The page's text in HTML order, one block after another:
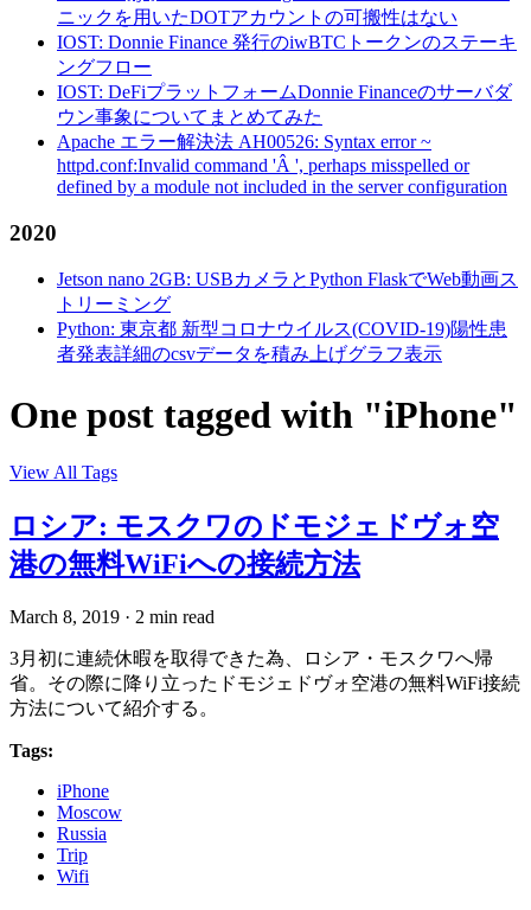
ニックを用いたDOTアカウントの可搬性はない
IOST: Donnie Finance 発行のiwBTCトークンのステーキ
ングフロー
IOST: DeFiプラットフォームDonnie Financeのサーバダ
ウン事象についてまとめてみた
Apache エラー解決法 AH00526: Syntax error ~
httpd.conf:Invalid command 'Â ', perhaps misspelled or
defined by a module not included in the server configuration
2020
Jetson nano 2GB: USBカメラとPython FlaskでWeb動画ス
トリーミング
Python: 東京都 新型コロナウイルス(COVID-19)陽性患
者発表詳細のcsvデータを積み上げグラフ表示
One post tagged with "iPhone"
View All Tags
ロシア: モスクワのドモジェドヴォ空
港の無料WiFiへの接続方法
March 8, 2019 · 2 min read
3月初に連続休暇を取得できた為、ロシア・モスクワへ帰
省。その際に降り立ったドモジェドヴォ空港の無料WiFi接続
方法について紹介する。
Tags:
iPhone
Moscow
Russia
Trip
Wifi